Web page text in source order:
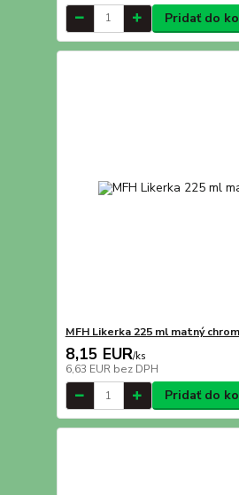
Pridať do
MFH Likerka 225 ml matný chrom
8,15 EUR/ks
6,63 EUR bez DPH
Pridať do